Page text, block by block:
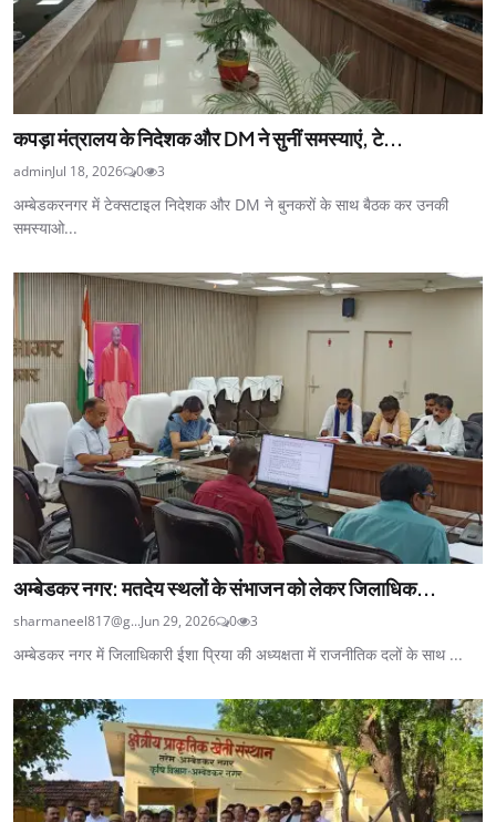
कपड़ा मंत्रालय के निदेशक और DM ने सुनीं समस्याएं, टे...
adminJul 18, 2026 0 3
अम्बेडकरनगर में टेक्सटाइल निदेशक और DM ने बुनकरों के साथ बैठक कर उनकी
समस्याओ...
अम्बेडकर नगर: मतदेय स्थलों के संभाजन को लेकर जिलाधिक...
sharmaneel817@g...Jun 29, 2026 0 3
अम्बेडकर नगर में जिलाधिकारी ईशा प्रिया की अध्यक्षता में राजनीतिक दलों के साथ ...